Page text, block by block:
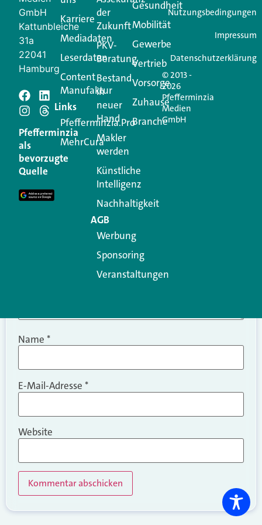
Jetzt anmelden
Schreiben Sie einen
Kommentar
Ihre E-Mail-Adresse wird nicht veröffentlicht.
Erforderliche Felder sind mit
Kommentar
Name *
E-Mail-Adresse *
Website
Alternative:
GmbH
Kattunbleiche
31a
22041
Hamburg
Pfefferminzia
als
bevorzugte
Quelle
Karriere
Mediadaten
Leserdaten
Content
Manufaktur
Links
Pfefferminzia.Pro
MehrCura
der
Zukunft
PKV-
Beratung
Bestand
in
neuer
Hand
Makler
werden
Künstliche
Intelligenz
Nachhaltigkeit
AGB
Werbung
Sponsoring
Veranstaltungen
Gesundheit
Mobilität
Gewerbe
Vertrieb
Vorsorge
Zuhause
Branche
© 2013 -
2026
Pfefferminzia
Medien
GmbH
Nutzungsbedingungen
Impressum
Datenschutzerklärung